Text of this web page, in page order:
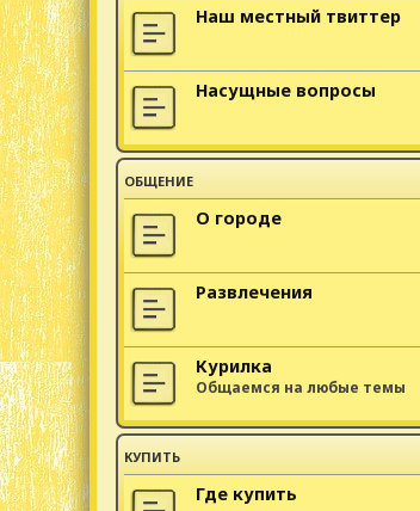
Наш местный твиттер
Насущные вопросы
ОБЩЕНИЕ
О городе
Развлечения
Курилка
Общаемся на любые темы
КУПИТЬ
Где купить